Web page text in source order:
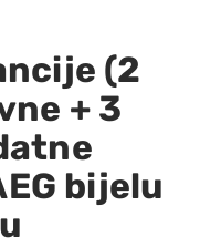
(2
+ 3
bijelu